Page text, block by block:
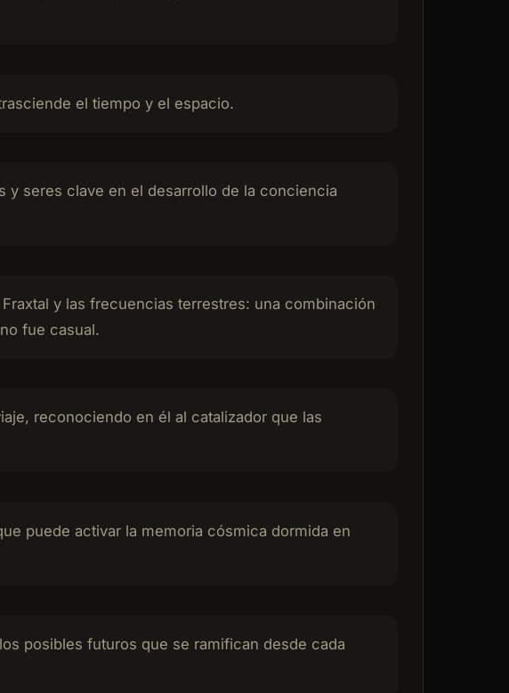
el tiempo y el espacio.
y seres clave en el desarrollo de la conciencia
y las frecuencias terrestres: una combinación
fue casual.
reconociendo en él al catalizador que las
puede activar la memoria cósmica dormida en
posibles futuros que se ramifican desde cada